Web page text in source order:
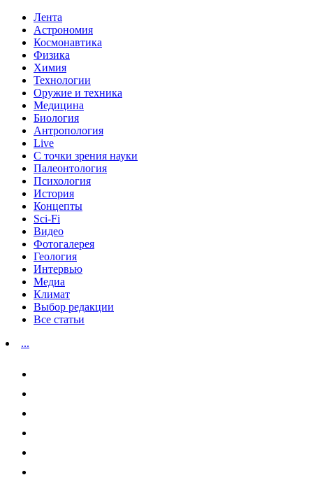
Лента
Астрономия
Космонавтика
Физика
Химия
Технологии
Оружие и техника
Медицина
Биология
Антропология
Live
С точки зрения науки
Палеонтология
Психология
История
Концепты
Sci-Fi
Видео
Фотогалерея
Геология
Интервью
Медиа
Климат
Выбор редакции
Все статьи
...